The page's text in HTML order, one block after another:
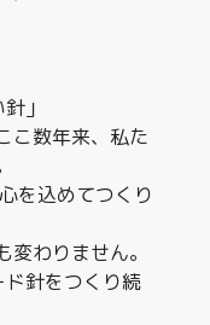
」
こ数年来、私た
を込めてつくり
わりません。
針をつくり続